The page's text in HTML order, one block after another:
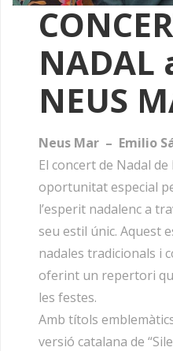
NADAL
NEUS
Neus Mar – Emilio
El concert de Nadal
oportunitat especial
l’esperit nadalenc a
seu estil únic. Aquest
nadales tradicionals i
oferint un repertori
les festes.
Amb títols
versió catalana de